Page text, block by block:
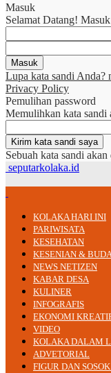
Masuk
Selamat Datang!
Lupa kata sandi Anda?
Privacy Policy
Pemulihan password
Memulihkan kata sandi
Sebuah kata sandi
seputarkolaka.id
KOLAKA HARI INI
PARIWISATA
KESEHATAN
KESENIAN &
NEWS NETIZEN
KABAR DESA
KULINER
INFOGRAFIS
EKONOMI
VIDEO
KOLAKA DALAM
ADVETORIAL
FIGUR DAN